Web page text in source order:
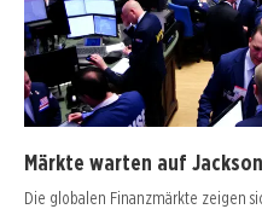
Märkte warten auf
Die globalen Finanzmärkte zeigen